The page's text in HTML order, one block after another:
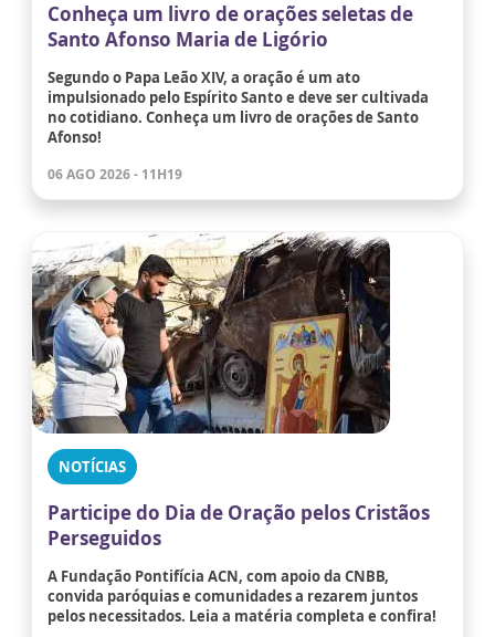
Conheça um livro de orações seletas de
Santo Afonso Maria de Ligório
Segundo o Papa Leão XIV, a oração é um ato
impulsionado pelo Espírito Santo e deve ser cultivada
no cotidiano. Conheça um livro de orações de Santo
Afonso!
06 AGO 2026 - 11H19
NOTÍCIAS
Participe do Dia de Oração pelos Cristãos
Perseguidos
A Fundação Pontifícia ACN, com apoio da CNBB,
convida paróquias e comunidades a rezarem juntos
pelos necessitados. Leia a matéria completa e confira!